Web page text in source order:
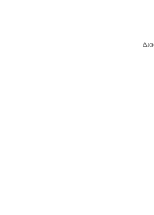
-